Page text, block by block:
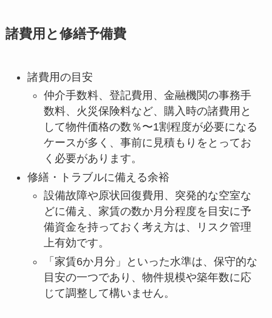
諸費用と修繕予備費
諸費用の目安
仲介手数料、登記費用、金融機関の事務手
数料、火災保険料など、購入時の諸費用と
して物件価格の数％〜1割程度が必要になる
ケースが多く、事前に見積もりをとってお
く必要があります。
修繕・トラブルに備える余裕
設備故障や原状回復費用、突発的な空室な
どに備え、家賃の数か月分程度を目安に予
備資金を持っておく考え方は、リスク管理
上有効です。
「家賃6か月分」といった水準は、保守的な
目安の一つであり、物件規模や築年数に応
じて調整して構いません。